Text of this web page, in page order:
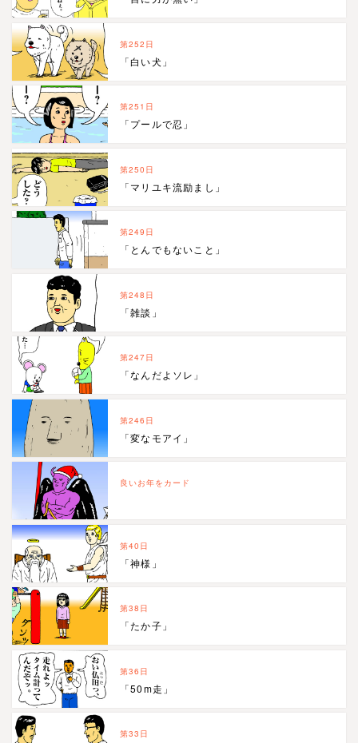
第252日
「白い犬」
第251日
「プールで忍」
第250日
「マリユキ流励まし」
第249日
「とんでもないこと」
第248日
「雑談」
第247日
「なんだよソレ」
第246日
「変なモアイ」
良いお年をカード
第40日
「神様」
第38日
「たか子」
第36日
「50m走」
第33日